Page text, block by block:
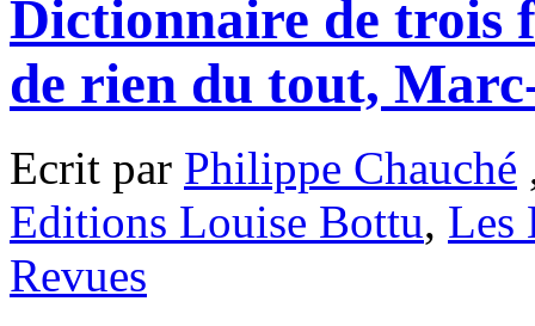
Dictionnaire de trois
de rien du tout,
Ecrit par Philippe Chauché
Editions Louise Bottu, Les
Revues